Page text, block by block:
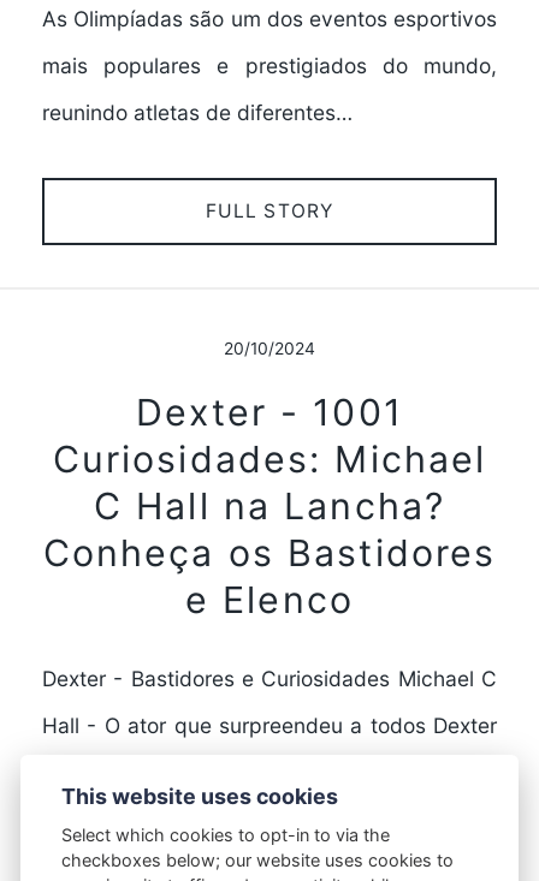
As Olimpíadas são um dos eventos esportivos
mais populares e prestigiados do mundo,
reunindo atletas de diferentes…
FULL STORY
20/10/2024
Dexter - 1001
Curiosidades: Michael
C Hall na Lancha?
Conheça os Bastidores
e Elenco
Dexter - Bastidores e Curiosidades Michael C
Hall - O ator que surpreendeu a todos Dexter
FULL STORY
This website uses cookies
Select which cookies to opt-in to via the
checkboxes below; our website uses cookies to